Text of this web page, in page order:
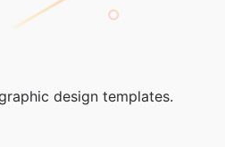
design templates.